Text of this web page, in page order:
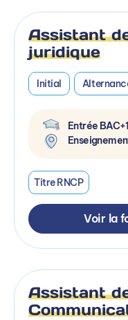
Assistant
juridique
Initial
Entrée
Titre RNCP
Voir la
Assistant